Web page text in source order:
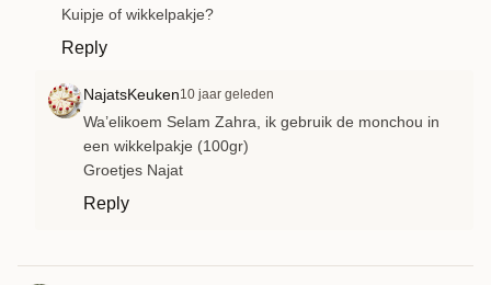
Kuipje of wikkelpakje?
Reply
NajatsKeuken10 jaar geleden
Wa’elikoem Selam Zahra, ik gebruik de monchou in
een wikkelpakje (100gr)
Groetjes Najat
Reply